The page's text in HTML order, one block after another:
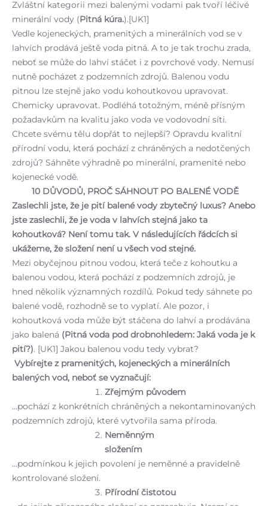
Zvláštní kategorii mezi balenými vodami pak tvoří léčivé
minerální vody (Pitná kúra.).[UK1]
Vedle kojeneckých, pramenitých a minerálních vod se v
lahvích prodává ještě voda pitná. A to je tak trochu zrada,
neboť se může do lahví stáčet i z povrchové vody. Nemusí
nutně pocházet z podzemních zdrojů. Balenou vodu
pitnou lze stejně jako vodu kohoutkovou upravovat.
Chemicky upravovat. Podléhá totožným, méně přísným
požadavkům na kvalitu jako voda ve vodovodní síti.
Chcete svému tělu dopřát to nejlepší? Opravdu kvalitní
přírodní vodu, která pochází z chráněných a nedotčených
zdrojů? Sáhněte výhradně po minerální, pramenité nebo
kojenecké vodě.
10 DŮVODŮ, PROČ SÁHNOUT PO BALENÉ VODĚ
Zaslechli jste, že je pití balené vody zbytečný luxus? Anebo
jste zaslechli, že je voda v lahvích stejná jako ta
kohoutková? Není tomu tak. V následujících řádcích si
ukážeme, že složení není u všech vod stejné.
Mezi obyčejnou pitnou vodou, která teče z kohoutku a
balenou vodou, která pochází z podzemních zdrojů, je
hned několik významných rozdílů. Pokud tedy sáhnete po
balené vodě, rozhodně se to vyplatí. Ale pozor, i
kohoutková voda může být stáčena do lahví a prodávána
jako balená (Pitná voda pod drobnohledem: Jaká voda je k
pití?). [UK1] Jakou balenou vodu tedy vybrat?
Vybírejte z pramenitých, kojeneckých a minerálních
balených vod, neboť se vyznačují:
Zřejmým původem
…pochází z konkrétních chráněných a nekontaminovaných
podzemních zdrojů, které vytvořila sama příroda.
Neměnným
složením
…podmínkou k jejich povolení je neměnné a pravidelně
kontrolované složení.
Přírodní čistotou